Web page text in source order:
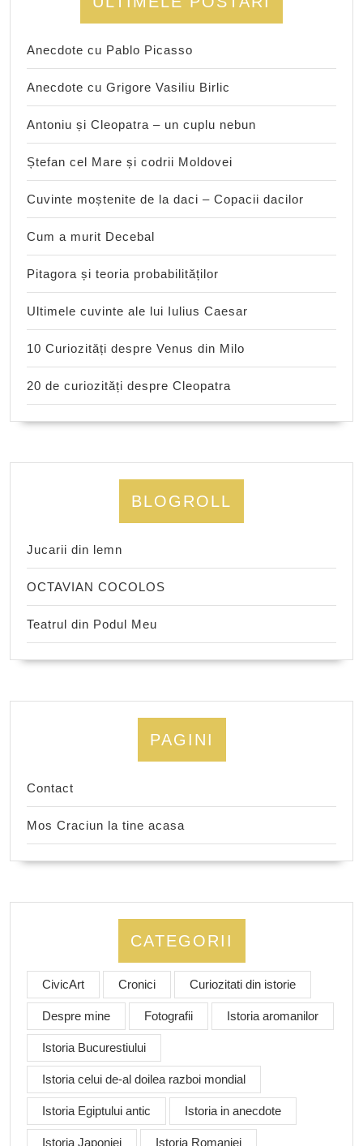
Anecdote cu Pablo Picasso
Anecdote cu Grigore Vasiliu Birlic
Antoniu și Cleopatra – un cuplu nebun
Ștefan cel Mare și codrii Moldovei
Cuvinte moștenite de la daci – Copacii dacilor
Cum a murit Decebal
Pitagora și teoria probabilităților
Ultimele cuvinte ale lui Iulius Caesar
10 Curiozități despre Venus din Milo
20 de curiozități despre Cleopatra
BLOGROLL
Jucarii din lemn
OCTAVIAN COCOLOS
Teatrul din Podul Meu
PAGINI
Contact
Mos Craciun la tine acasa
CATEGORII
CivicArt Cronici Curiozitati din istorie
Despre mine Fotografii Istoria aromanilor
Istoria Bucurestiului
Istoria celui de-al doilea razboi mondial
Istoria Egiptului antic Istoria in anecdote
Istoria Japoniei Istoria Romaniei